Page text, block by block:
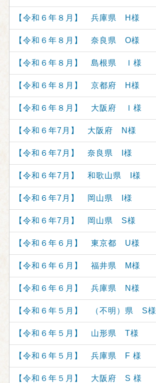
【令和６年８月】 兵庫県 H様
【令和６年８月】 奈良県 O様
【令和６年８月】 島根県 Ｉ様
【令和６年８月】 京都府 H様
【令和６年８月】 大阪府 Ｉ様
【令和６年7月】 大阪府 N様
【令和６年7月】 奈良県 I様
【令和６年7月】 和歌山県 I様
【令和６年7月】 岡山県 I様
【令和６年7月】 岡山県 S様
【令和６年６月】 東京都 U様
【令和６年６月】 福井県 M様
【令和６年６月】 兵庫県 N様
【令和６年５月】 （不明）県 S様
【令和６年５月】 山形県 T様
【令和６年５月】 兵庫県 F 様
【令和６年５月】 大阪府 S 様